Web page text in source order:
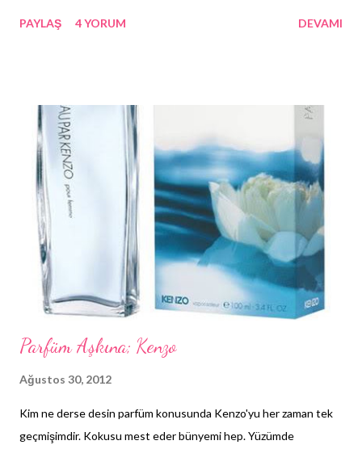
gelen paket içimi kıpır kıpır yaptı bugün. Allahım nasıl şirin, mini
kesinlikle. Tekrarr çok tşkler (:
PAYLAŞ 4 YORUM DEVAMI
Parfüm Aşkına; Kenzo
Ağustos 30, 2012
Kim ne derse desin parfüm konusunda Kenzo'yu her zaman tek
geçmişimdir. Kokusu mest eder bünyemi hep. Yüzümde